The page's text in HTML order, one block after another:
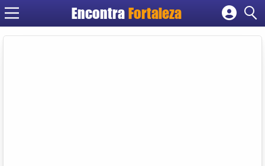
EncontraFortaleza
Cadastrar empresa